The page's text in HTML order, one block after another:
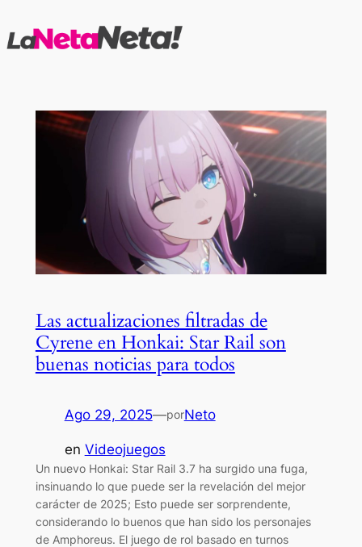
al
Las actualizaciones filtradas de
Cyrene en Honkai: Star Rail son
buenas noticias para todos
Ago 29, 2025—porNeto
en Videojuegos
Un nuevo Honkai: Star Rail 3.7 ha surgido una fuga,
insinuando lo que puede ser la revelación del mejor
carácter de 2025; Esto puede ser sorprendente,
considerando lo buenos que han sido los personajes
de Amphoreus. El juego de rol basado en turnos